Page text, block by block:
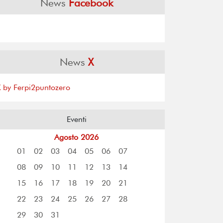
News Facebook
NewsX
by Ferpi2puntozero
Eventi
Agosto 2026
01
02 03 04 05 06
07
08
09 10 11 12 13
14
15
16 17 18 19 20
21
22
23 24 25 26 27
28
29
30 31